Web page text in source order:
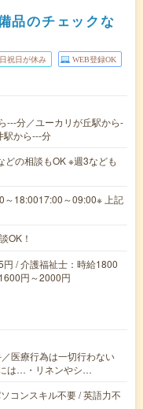
品のチェックな
祝日が休み WEB登録OK
---分／ユーカリが丘駅から-
駅から---分
どの相談もOK ※週3なども
～18:0017:00～09:00※ 上記
OK！
/ 介護福祉士：時給1800
円～2000円
医療行為は一切行わない
は…・リネンやシ…
コンスキル不要 / 英語力不